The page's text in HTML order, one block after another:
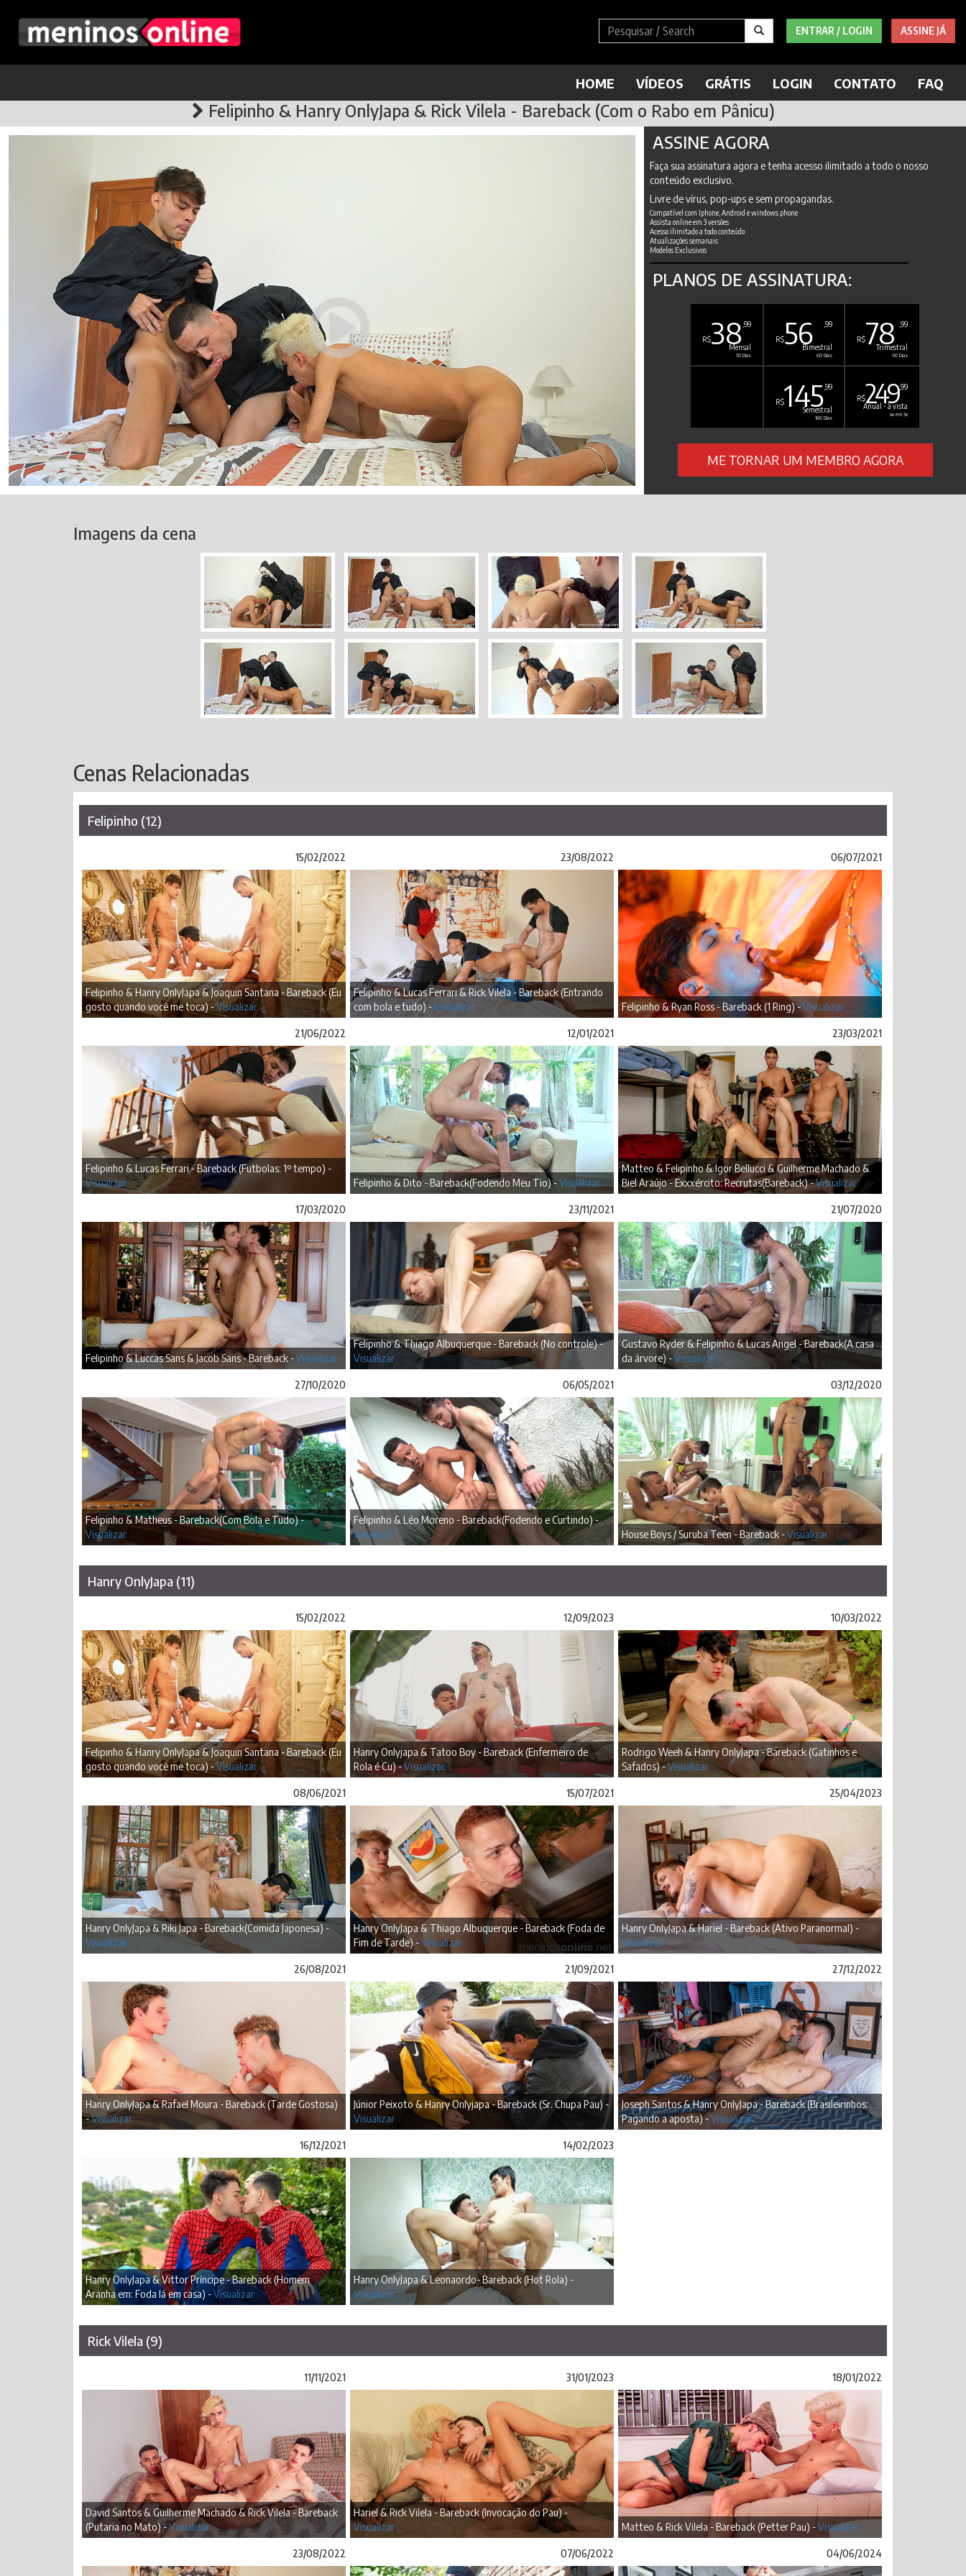
ENTRAR / LOGIN ASSINE JÁ
HOME VÍDEOS GRÁTIS LOGIN CONTATO FAQ
Felipinho & Hanry OnlyJapa & Rick Vilela - Bareback (Com o Rabo em Pânicu)
ASSINE AGORA
Faça sua assinatura agora e tenha acesso ilimitado a todo o nosso
conteúdo exclusivo.
Livre de vírus, pop-ups e sem propagandas.
Compatível com Iphone, Android e windows phone
Assista online em 3 versões
Acesso ilimitado a todo conteúdo
Atualizações semanais
Modelos Exclusivos
PLANOS DE ASSINATURA:
R$38 ,99
Mensal
30 Dias
R$56 ,99
Bimestral
60 Dias
R$78 ,99
Trimestral
90 Dias
R$145,99
Semestral
180 Dias
R$249,99
Anual - à vista
ou em 3x
ME TORNAR UM MEMBRO AGORA
Imagens da cena
Cenas Relacionadas
Felipinho (12)
15/02/2022
Felipinho & Hanry OnlyJapa & Joaquin Santana - Bareback (Eu
gosto quando você me toca) -Visualizar
23/08/2022
Felipinho & Lucas Ferrari & Rick Vilela - Bareback (Entrando
com bola e tudo) -Visualizar
06/07/2021
Felipinho & Ryan Ross - Bareback (1 Ring) -Visualizar
21/06/2022
Felipinho & Lucas Ferrari - Bareback (Futbolas: 1º tempo) -
Visualizar
12/01/2021
Felipinho & Dito - Bareback(Fodendo Meu Tio) -Visualizar
23/03/2021
Matteo & Felipinho & Igor Bellucci & Guilherme Machado &
Biel Araújo - Exxxército: Recrutas(Bareback) -Visualizar
17/03/2020
Felipinho & Luccas Sans & Jacob Sans - Bareback -Visualizar
23/11/2021
Felipinho & Thiago Albuquerque - Bareback (No controle) -
Visualizar
21/07/2020
Gustavo Ryder & Felipinho & Lucas Angel - Bareback(A casa
da árvore) -Visualizar
27/10/2020
Felipinho & Matheus - Bareback(Com Bola e Tudo) -
Visualizar
06/05/2021
Felipinho & Léo Moreno - Bareback(Fodendo e Curtindo) -
Visualizar
03/12/2020
House Boys / Suruba Teen - Bareback -Visualizar
Hanry OnlyJapa (11)
15/02/2022
Felipinho & Hanry OnlyJapa & Joaquin Santana - Bareback (Eu
gosto quando você me toca) -Visualizar
12/09/2023
Hanry Onlyjapa & Tatoo Boy - Bareback (Enfermeiro de
Rola é Cu) -Visualizar
10/03/2022
Rodrigo Weeh & Hanry OnlyJapa - Bareback (Gatinhos e
Safados) -Visualizar
08/06/2021
Hanry OnlyJapa & Riki Japa - Bareback(Comida Japonesa) -
Visualizar
15/07/2021
Hanry OnlyJapa & Thiago Albuquerque - Bareback (Foda de
Fim de Tarde) -Visualizar
25/04/2023
Hanry OnlyJapa & Hariel - Bareback (Ativo Paranormal) -
Visualizar
26/08/2021
Hanry OnlyJapa & Rafael Moura - Bareback (Tarde Gostosa)
-Visualizar
21/09/2021
Júnior Peixoto & Hanry Onlyjapa - Bareback (Sr. Chupa Pau) -
Visualizar
27/12/2022
Joseph Santos & Hanry OnlyJapa - Bareback (Brasileirinhos:
Pagando a aposta) -Visualizar
16/12/2021
Hanry OnlyJapa & Vittor Príncipe - Bareback (Homem
Aranha em: Foda lá em casa) -Visualizar
14/02/2023
Hanry OnlyJapa & Leonaordo- Bareback (Hot Rola) -
Visualizar
Rick Vilela (9)
11/11/2021
David Santos & Guilherme Machado & Rick Vilela - Bareback
(Putaria no Mato) -Visualizar
31/01/2023
Hariel & Rick Vilela - Bareback (Invocação do Pau) -
Visualizar
18/01/2022
Matteo & Rick Vilela - Bareback (Petter Pau) -Visualizar
23/08/2022 07/06/2022 04/06/2024